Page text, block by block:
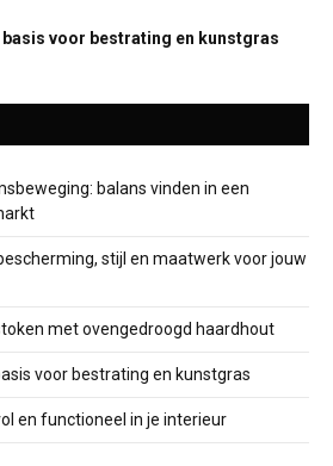
basis voor bestrating en kunstgras
balans vinden in een
stijl en maatwerk voor jouw
met ovengedroogd haardhout
voor bestrating en kunstgras
en functioneel in je interieur